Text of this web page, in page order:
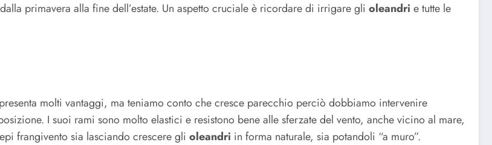
primavera alla fine dell’estate. Un aspetto cruciale è ricordare di irrigare gli oleandri e tutte le
molti vantaggi, ma teniamo conto che cresce parecchio perciò dobbiamo intervenire
I suoi rami sono molto elastici e resistono bene alle sferzate del vento, anche vicino al mare,
frangivento sia lasciando crescere gli oleandri in forma naturale, sia potandoli “a muro”.